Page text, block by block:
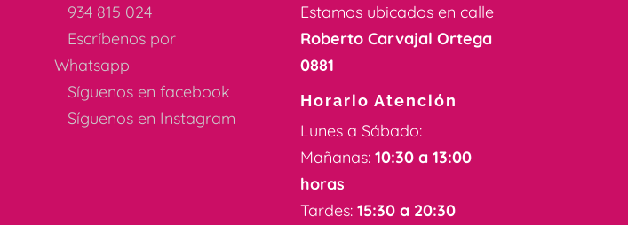
934 815 024
Escríbenos por
Whatsapp
Síguenos en facebook
Síguenos en Instagram
Estamos ubicados en calle
Roberto Carvajal Ortega
0881
Horario Atención
Lunes a Sábado:
Mañanas: 10:30 a 13:00
horas
Tardes: 15:30 a 20:30